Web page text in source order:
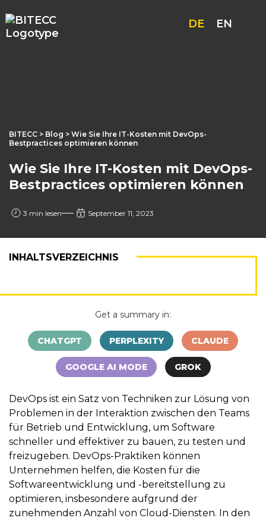
DE EN
BITECC > Blog > Wie Sie Ihre IT-Kosten mit DevOps-
Bestpractices optimieren können
Wie Sie Ihre IT-Kosten mit DevOps-
Bestpractices optimieren können
3 min lesen September 11, 2023
INHALTSVERZEICHNIS
Get a summary in:
CHATGPT PERPLEXITY CLAUDE
GOOGLE AI MODE GROK
DevOps ist ein Satz von Techniken zur Lösung von
Problemen in der Interaktion zwischen den Teams
für Betrieb und Entwicklung, um Software
schneller und effektiver zu bauen, zu testen und
freizugeben. DevOps-Praktiken können
Unternehmen helfen, die Kosten für die
Softwareentwicklung und -bereitstellung zu
optimieren, insbesondere aufgrund der
zunehmenden Anzahl von Cloud-Diensten. In den